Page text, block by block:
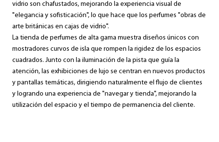
vidrio son chafustados, mejorando la experiencia visual de
"elegancia y sofisticación", lo que hace que los perfumes "obras de
arte británicas en cajas de vidrio".
La tienda de perfumes de alta gama muestra diseños únicos con
mostradores curvos de isla que rompen la rigidez de los espacios
cuadrados. Junto con la iluminación de la pista que guía la
atención, las exhibiciones de lujo se centran en nuevos productos
y pantallas temáticas, dirigiendo naturalmente el flujo de clientes
y logrando una experiencia de "navegar y tienda", mejorando la
utilización del espacio y el tiempo de permanencia del cliente.